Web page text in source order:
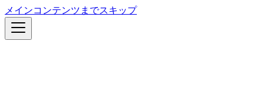
メインコンテンツまでスキップ